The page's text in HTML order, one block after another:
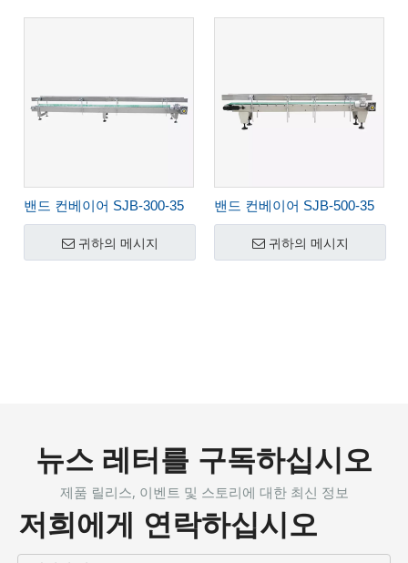
밴드 컨베이어 SJB-300-35
귀하의 메시지
밴드 컨베이어 SJB-500-35
귀하의 메시지
뉴스 레터를 구독하십시오
제품 릴리스, 이벤트 및 스토리에 대한 최신 정보
저희에게 연락하십시오